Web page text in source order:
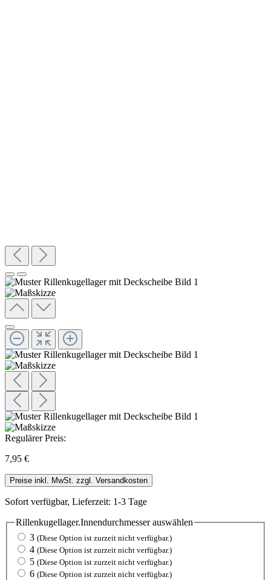
Regulärer Preis:
7,95 €
Preise inkl. MwSt. zzgl. Versandkosten
Sofort verfügbar, Lieferzeit: 1-3 Tage
Rillenkugellager.Innendurchmesserauswählen
3 (Diese Option ist zurzeit nicht verfügbar.)
4 (Diese Option ist zurzeit nicht verfügbar.)
5 (Diese Option ist zurzeit nicht verfügbar.)
6 (Diese Option ist zurzeit nicht verfügbar.)